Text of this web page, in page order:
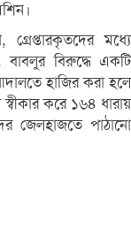
মধ্যে
বিরুদ্ধে একটি
হাজির করা হলে
করে ১৬৪ ধারায়
জেলহাজতে পাঠানো